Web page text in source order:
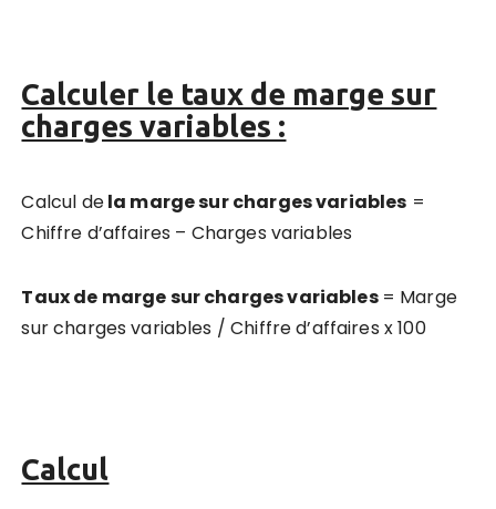
Calculer le taux de marge sur
charges variables :
Calcul dela marge sur charges variables =
Chiffre d’affaires – Charges variables
Taux de marge sur charges variables = Marge
sur charges variables / Chiffre d’affaires x 100
Calcul